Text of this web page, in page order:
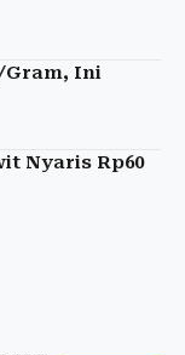
Gram, Ini
Nyaris Rp60